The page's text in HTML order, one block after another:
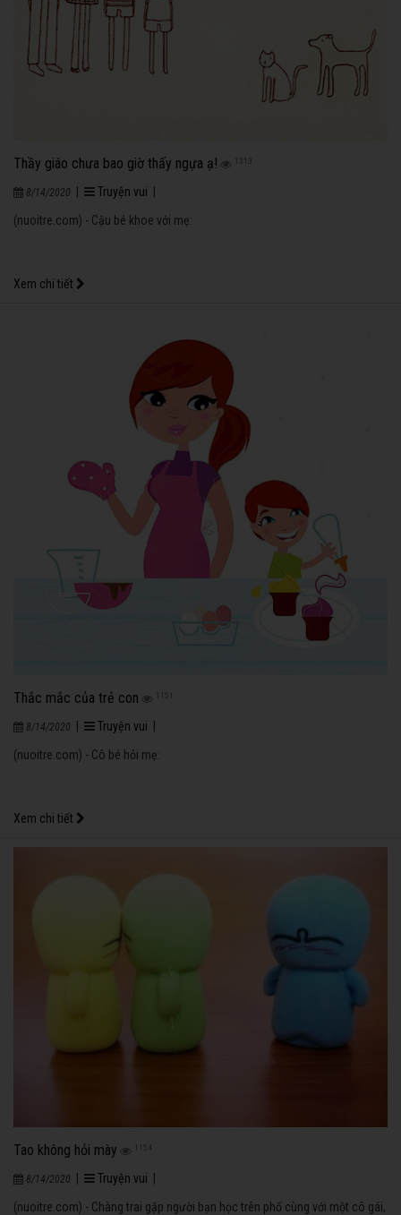
Thầy giáo chưa bao giờ thấy ngựa ạ! 1313
8/14/2020 Truyện vui
(nuoitre.com) - Cậu bé khoe với mẹ:
Xem chi tiết
Thắc mắc của trẻ con
8/14/2020 Truyện vui
(nuoitre.com) - Cô bé hỏi mẹ:
Xem chi tiết
Tao không hỏi mày 1154
8/14/2020 Truyện vui
(nuoitre.com) - Chàng trai gặp người bạn học trên phố cùng với một cô gái,